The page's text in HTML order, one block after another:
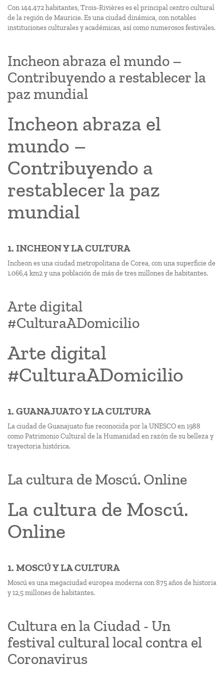
Con 144.472 habitantes, Trois-Rivières es el principal centro cultural
de la región de Mauricie. Es una ciudad dinámica, con notables
instituciones culturales y académicas, así como numerosos festivales.
Incheon abraza el mundo –
Contribuyendo a restablecer la
paz mundial
Incheon abraza el
mundo –
Contribuyendo a
restablecer la paz
mundial
1. INCHEON Y LA CULTURA
Incheon es una ciudad metropolitana de Corea, con una superficie de
1.066,4 km2 y una población de más de tres millones de habitantes.
Arte digital
#CulturaADomicilio
Arte digital
#CulturaADomicilio
1. GUANAJUATO Y LA CULTURA
La ciudad de Guanajuato fue reconocida por la UNESCO en 1988
como Patrimonio Cultural de la Humanidad en razón de su belleza y
trayectoria histórica.
La cultura de Moscú. Online
La cultura de Moscú.
Online
1. MOSCÚ Y LA CULTURA
Moscú es una megaciudad europea moderna con 875 años de historia
y 12,5 millones de habitantes.
Cultura en la Ciudad - Un
festival cultural local contra el
Coronavirus